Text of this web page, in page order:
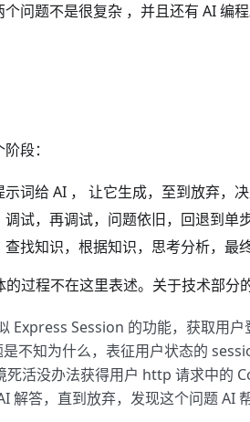
问题不是很复杂 ，并且还有 AI 编
段：
词给 AI ， 让它生成，至到放弃，决
试，再调试，问题依旧，回退到单
找知识，根据知识，思考分析，最终
过程不在这里表述。关于技术部分
Express Session 的功能，获取用
不知为什么，表征用户状态的
死活没办法获得用户 http 请求中的
解答，直到放弃，发现这个问题 AI